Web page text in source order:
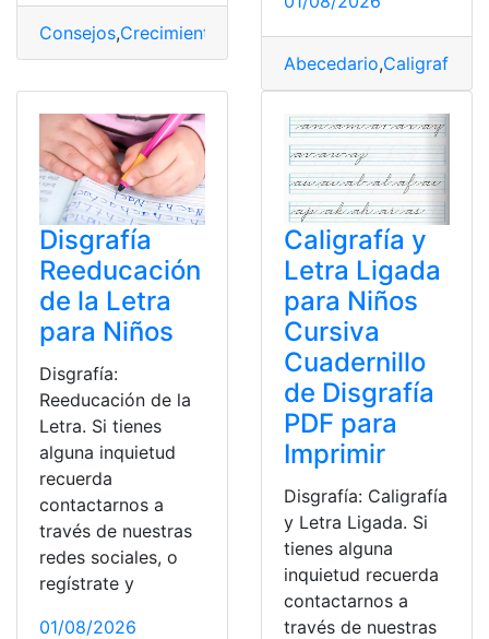
Consejos,Crecimiento Niños,Saludable
Abecedario,Caligrafía
Disgrafía
Reeducación
de la Letra
para Niños
Disgrafía:
Reeducación de la
Letra. Si tienes
alguna inquietud
recuerda
contactarnos a
través de nuestras
redes sociales, o
regístrate y
01/08/2026
Caligrafía y
Letra Ligada
para Niños
Cursiva
Cuadernillo
de Disgrafía
PDF para
Imprimir
Disgrafía: Caligrafía
y Letra Ligada. Si
tienes alguna
inquietud recuerda
contactarnos a
través de nuestras